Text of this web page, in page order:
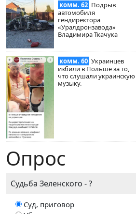
комм. 62 Подрыв
автомобиля
гендиректора
«Уралдронзавода»
Владимира Ткачука
комм. 60 Украинцев
избили в Польше за то,
что слушали украинскую
музыку.
Опрос
Судьба Зеленского - ?
Суд, приговор